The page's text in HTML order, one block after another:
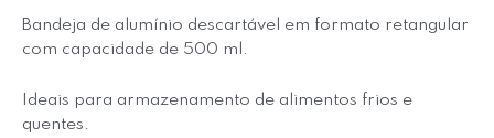
Bandeja de alumínio descartável em formato retangular
com capacidade de 500 ml.
Ideais para armazenamento de alimentos frios e
quentes.